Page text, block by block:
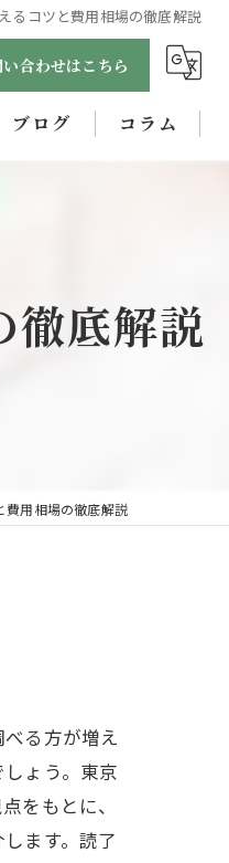
るコツと費用相場の徹底解説
い合わせはこちら
ブログ コラム
徹底解説
費用相場の徹底解説
る方が増え
ょう。東京
をもとに、
ます。読了